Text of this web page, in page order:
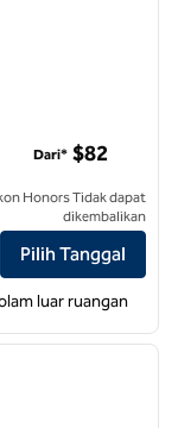
Dari* $82
Honors Tidak dapat
dikembalikan
Pilih Tanggal
luar ruangan